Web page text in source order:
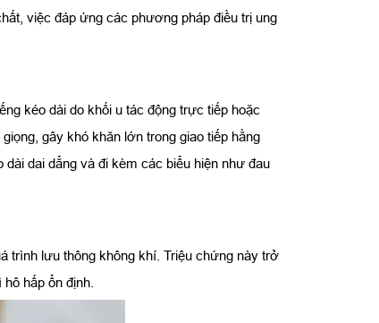
việc đáp ứng các phương pháp điều trị ung
kéo dài do khối u tác động trực tiếp hoặc
gây khó khăn lớn trong giao tiếp hằng
dai dẳng và đi kèm các biểu hiện như đau
trình lưu thông không khí. Triệu chứng này trở
hấp ổn định.